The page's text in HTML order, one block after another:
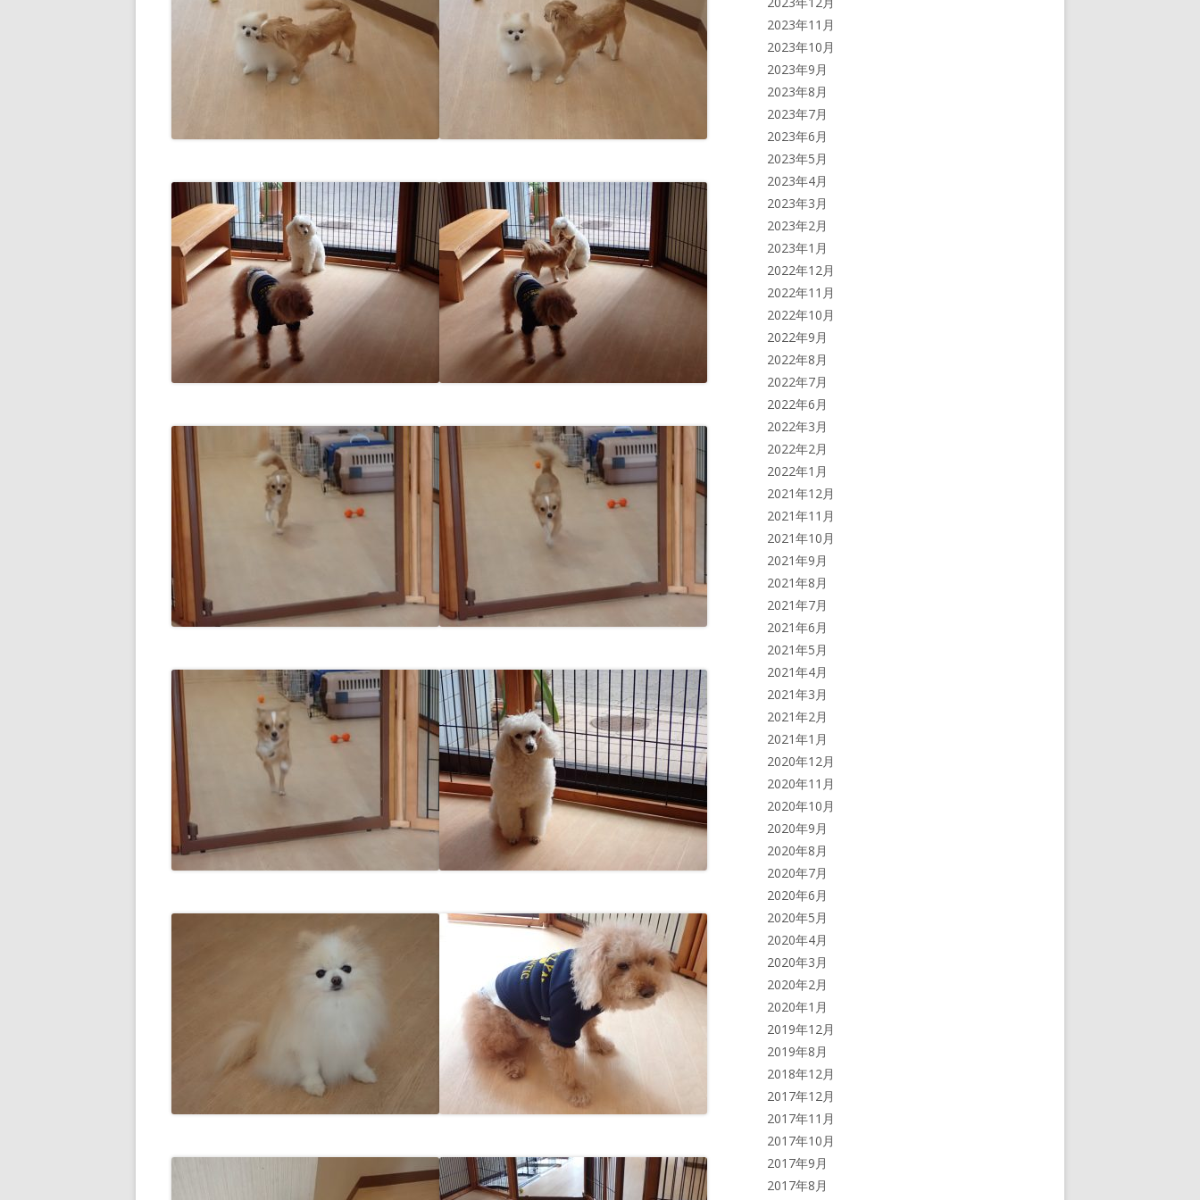
2023年11月
2023年10月
2023年9月
2023年8月
2023年7月
2023年6月
2023年5月
2023年4月
2023年3月
2023年2月
2023年1月
2022年12月
2022年11月
2022年10月
2022年9月
2022年8月
2022年7月
2022年6月
2022年3月
2022年2月
2022年1月
2021年12月
2021年11月
2021年10月
2021年9月
2021年8月
2021年7月
2021年6月
2021年5月
2021年4月
2021年3月
2021年2月
2021年1月
2020年12月
2020年11月
2020年10月
2020年9月
2020年8月
2020年7月
2020年6月
2020年5月
2020年4月
2020年3月
2020年2月
2020年1月
2019年12月
2019年8月
2018年12月
2017年12月
2017年11月
2017年10月
2017年9月
2017年8月